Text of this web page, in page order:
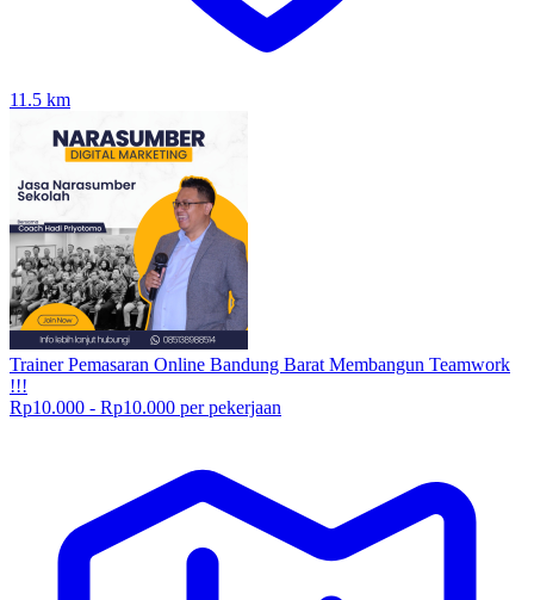
11.5 km
Trainer Pemasaran Online Bandung Barat Membangun Teamwork
!!!
Rp10.000 - Rp10.000 per pekerjaan